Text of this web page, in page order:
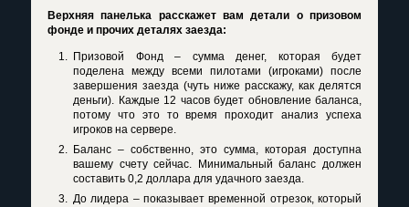
Верхняя панелька расскажет вам детали о призовом
фонде и прочих деталях заезда:
Призовой Фонд – сумма денег, которая будет
поделена между всеми пилотами (игроками) после
завершения заезда (чуть ниже расскажу, как делятся
деньги). Каждые 12 часов будет обновление баланса,
потому что это то время проходит анализ успеха
игроков на сервере.
Баланс – собственно, это сумма, которая доступна
вашему счету сейчас. Минимальный баланс должен
составить 0,2 доллара для удачного заезда.
До лидера – показывает временной отрезок, который